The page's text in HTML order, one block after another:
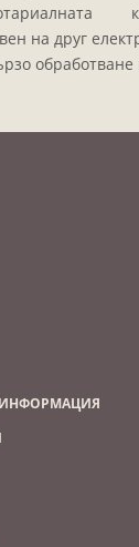
на друг
обработване